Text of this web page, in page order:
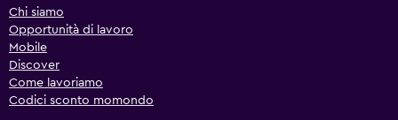
Chi siamo
Opportunità di lavoro
Mobile
Discover
Come lavoriamo
Codici sconto momondo